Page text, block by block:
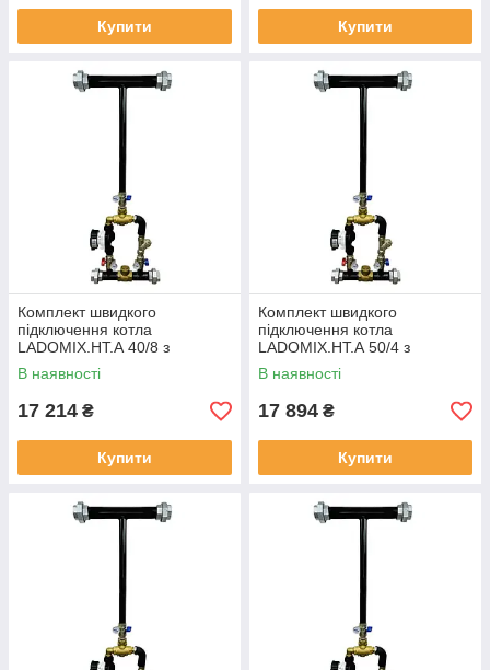
Купити Купити
Комплект швидкого
підключення котла
LADOMIX.HT.А 40/8 з
американками,
термозмішувальний вузол
В наявності
17 214 ₴
Купити
Комплект швидкого
підключення котла
LADOMIX.HT.А 50/4 з
американками,
термозмішувальний вузол
В наявності
17 894 ₴
Купити